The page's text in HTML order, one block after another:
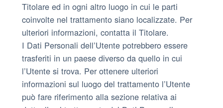
Titolare ed in ogni altro luogo in cui le parti
coinvolte nel trattamento siano localizzate. Per
ulteriori informazioni, contatta il Titolare.
I Dati Personali dell’Utente potrebbero essere
trasferiti in un paese diverso da quello in cui
l’Utente si trova. Per ottenere ulteriori
informazioni sul luogo del trattamento l’Utente
può fare riferimento alla sezione relativa ai